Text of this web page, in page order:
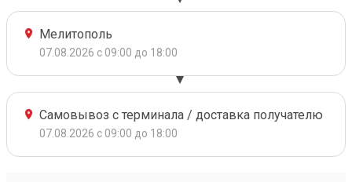
Мелитополь
07.08.2026 с 09:00 до 18:00
Самовывоз с терминала / доставка получателю
07.08.2026 с 09:00 до 18:00